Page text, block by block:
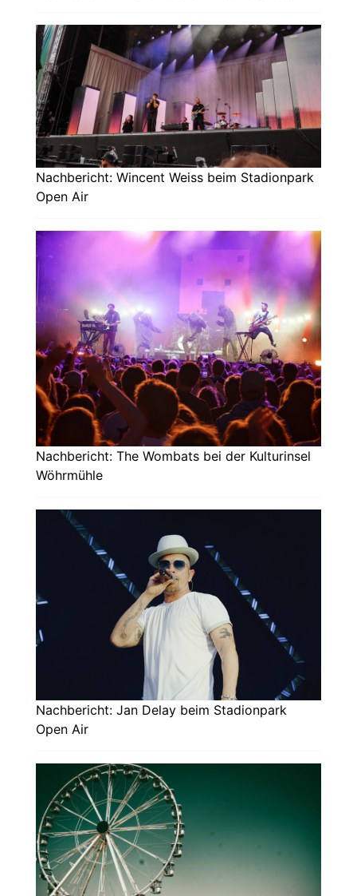
Nachbericht: Wincent Weiss beim Stadionpark
Open Air
Nachbericht: The Wombats bei der Kulturinsel
Wöhrmühle
Nachbericht: Jan Delay beim Stadionpark
Open Air